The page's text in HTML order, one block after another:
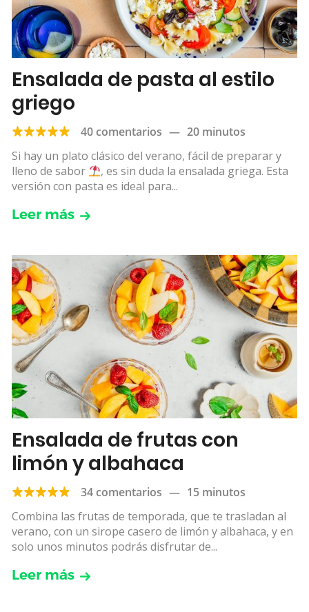
Ensalada de pasta al estilo
griego
40 comentarios — 20 minutos
Si hay un plato clásico del verano, fácil de preparar y
lleno de sabor
, es sin duda la ensalada griega. Esta
versión con pasta es ideal para...
Leer más
Ensalada de frutas con
limón y albahaca
34 comentarios — 15 minutos
Combina las frutas de temporada, que te trasladan al
verano, con un sirope casero de limón y albahaca, y en
solo unos minutos podrás disfrutar de...
Leer más